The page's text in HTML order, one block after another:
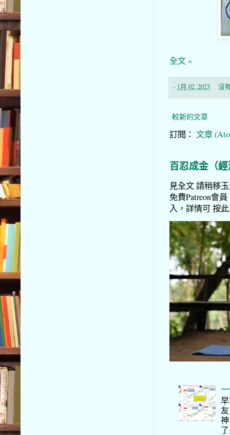
全文 »
- 1月 02, 2023 沒
較新的文章
訂閱： 文章
百忍成金（
見全文 請稍移
免費Patreon會
入，詳情可 按